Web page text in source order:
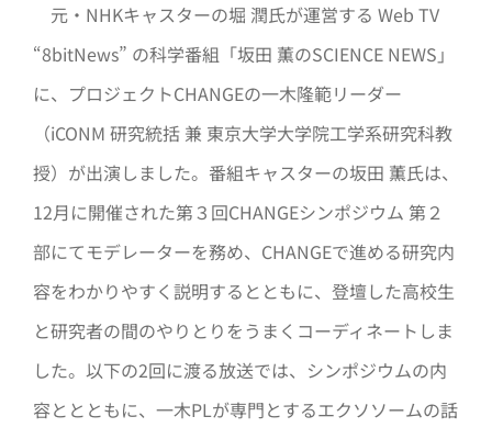
元・NHKキャスターの堀 潤氏が運営する Web TV
“8bitNews” の科学番組「坂田 薫のSCIENCE NEWS」
に、プロジェクトCHANGEの一木隆範リーダー
（iCONM 研究統括 兼 東京大学大学院工学系研究科教
授）が出演しました。番組キャスターの坂田 薫氏は、
12月に開催された第３回CHANGEシンポジウム 第２
部にてモデレーターを務め、CHANGEで進める研究内
容をわかりやすく説明するとともに、登壇した高校生
と研究者の間のやりとりをうまくコーディネートしま
した。以下の2回に渡る放送では、シンポジウムの内
容ととともに、一木PLが専門とするエクソソームの話